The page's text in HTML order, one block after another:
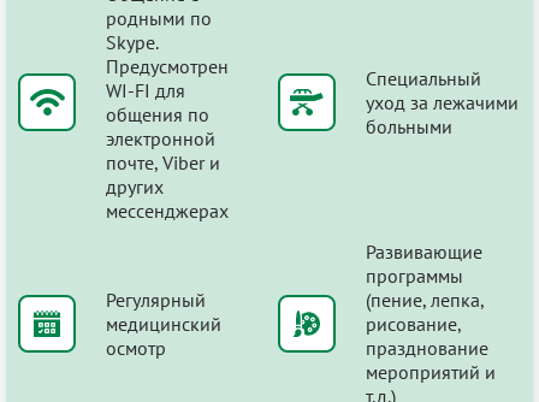
родными по
Skype.
Предусмотрен
WI-FI для
общения по
электронной
почте, Viber и
других
мессенджерах
Специальный
уход за лежачими
больными
Регулярный
медицинский
осмотр
Развивающие
программы
(пение, лепка,
рисование,
празднование
мероприятий и
т.д.)